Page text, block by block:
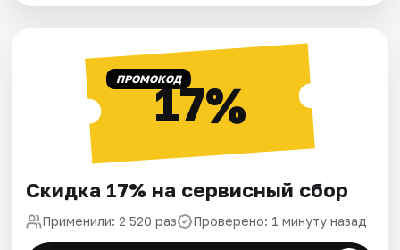
ПРОМОКОД17%
Скидка 17% на сервисный сбор
Применили: 2 520 раз Проверено: 1 минуту назад